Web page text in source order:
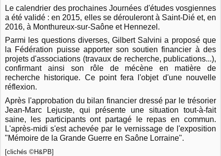
Le calendrier des prochaines Journées d'études vosgiennes
a été validé : en 2015, elles se dérouleront à Saint-Dié et, en
2016, à Monthureux-sur-Saône et Hennezel.
Parmi les questions diverses, Gilbert Salvini a proposé que
la Fédération puisse apporter son soutien financier à des
projets d'associations (travaux de recherche, publications...),
confirmant ainsi son rôle de mécène en matière de
recherche historique. Ce point fera l'objet d'une nouvelle
réflexion.
Après l'approbation du bilan financier dressé par le trésorier
Jean-Marc Lejuste, qui présente une situation tout-à-fait
saine, les participants ont partagé le repas en commun.
L'après-midi s'est achevée par le vernissage de l'exposition
"Mémoire de la Grande Guerre en Saône Lorraine".
[clichés ©H&PB]